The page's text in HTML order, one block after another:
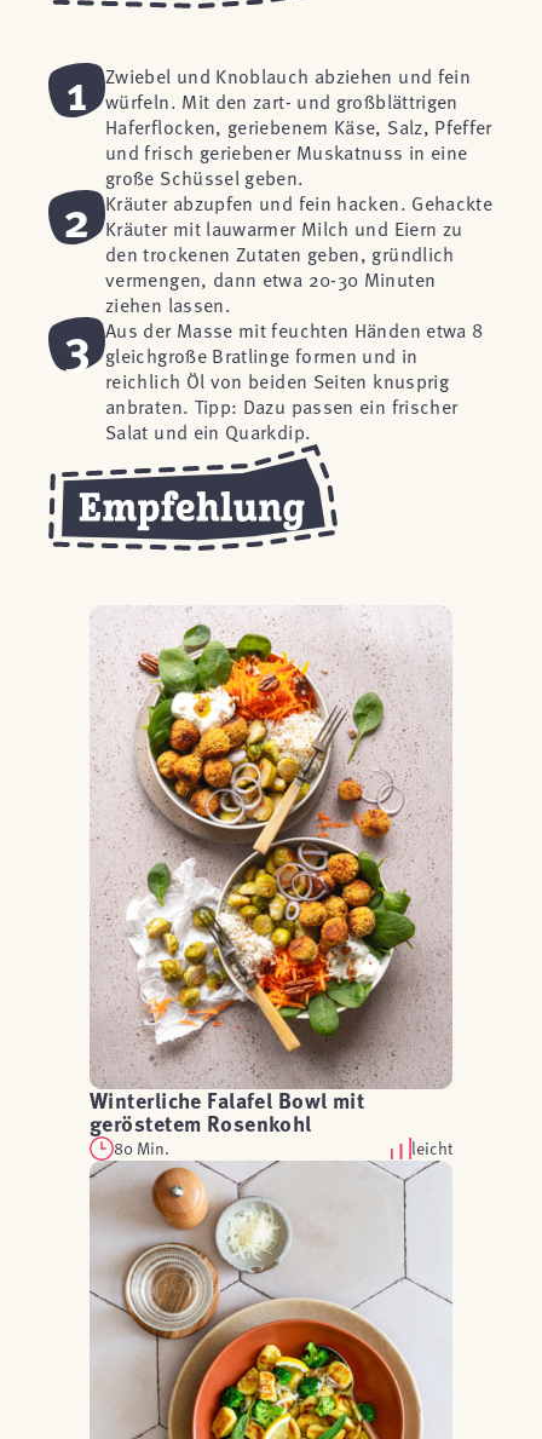
1
Zwiebel und Knoblauch abziehen und fein
würfeln. Mit den zart- und großblättrigen
Haferflocken, geriebenem Käse, Salz, Pfeffer
und frisch geriebener Muskatnuss in eine
große Schüssel geben.
2
Kräuter abzupfen und fein hacken. Gehackte
Kräuter mit lauwarmer Milch und Eiern zu
den trockenen Zutaten geben, gründlich
vermengen, dann etwa 20-30 Minuten
ziehen lassen.
3
Aus der Masse mit feuchten Händen etwa 8
gleichgroße Bratlinge formen und in
reichlich Öl von beiden Seiten knusprig
anbraten. Tipp: Dazu passen ein frischer
Salat und ein Quarkdip.
Winterliche Falafel Bowl mit
geröstetem Rosenkohl
80 Min. leicht